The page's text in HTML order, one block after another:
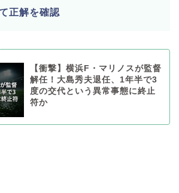
正解を確認
【衝撃】横浜F・マリノスが監督
解任！大島秀夫退任、1年半で3
度の交代という異常事態に終止
符か